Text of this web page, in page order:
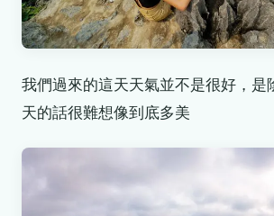
我們過來的這天天氣並不是很好，是
天的話很難想像到底多美